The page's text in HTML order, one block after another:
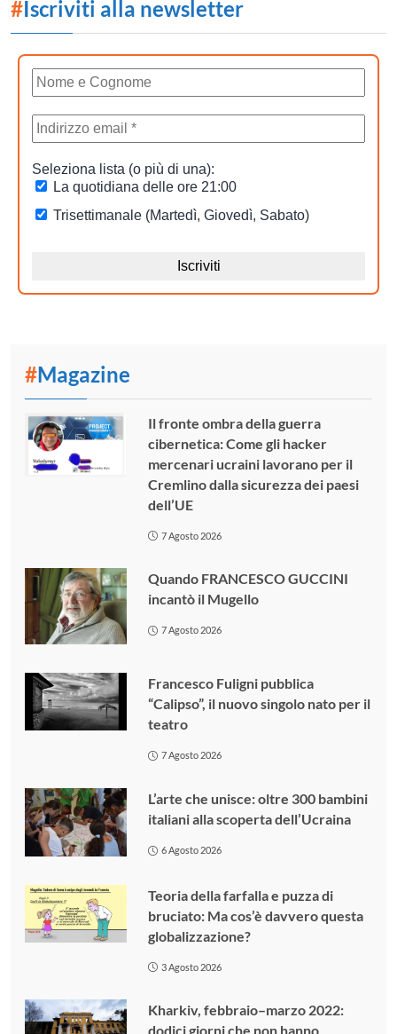
#Iscriviti alla newsletter
#Magazine
Il fronte ombra della guerra
cibernetica: Come gli hacker
mercenari ucraini lavorano per il
Cremlino dalla sicurezza dei paesi
dell’UE
7 Agosto 2026
Quando FRANCESCO GUCCINI
incantò il Mugello
7 Agosto 2026
Francesco Fuligni pubblica
“Calipso”, il nuovo singolo nato per il
teatro
7 Agosto 2026
L’arte che unisce: oltre 300 bambini
italiani alla scoperta dell’Ucraina
6 Agosto 2026
Teoria della farfalla e puzza di
bruciato: Ma cos’è davvero questa
globalizzazione?
3 Agosto 2026
Kharkiv, febbraio–marzo 2022:
dodici giorni che non hanno